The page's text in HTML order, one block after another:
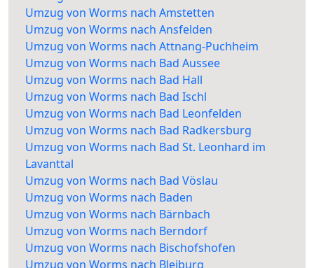
Umzug von Worms nach Amstetten
Umzug von Worms nach Ansfelden
Umzug von Worms nach Attnang-Puchheim
Umzug von Worms nach Bad Aussee
Umzug von Worms nach Bad Hall
Umzug von Worms nach Bad Ischl
Umzug von Worms nach Bad Leonfelden
Umzug von Worms nach Bad Radkersburg
Umzug von Worms nach Bad St. Leonhard im
Lavanttal
Umzug von Worms nach Bad Vöslau
Umzug von Worms nach Baden
Umzug von Worms nach Bärnbach
Umzug von Worms nach Berndorf
Umzug von Worms nach Bischofshofen
Umzug von Worms nach Bleiburg